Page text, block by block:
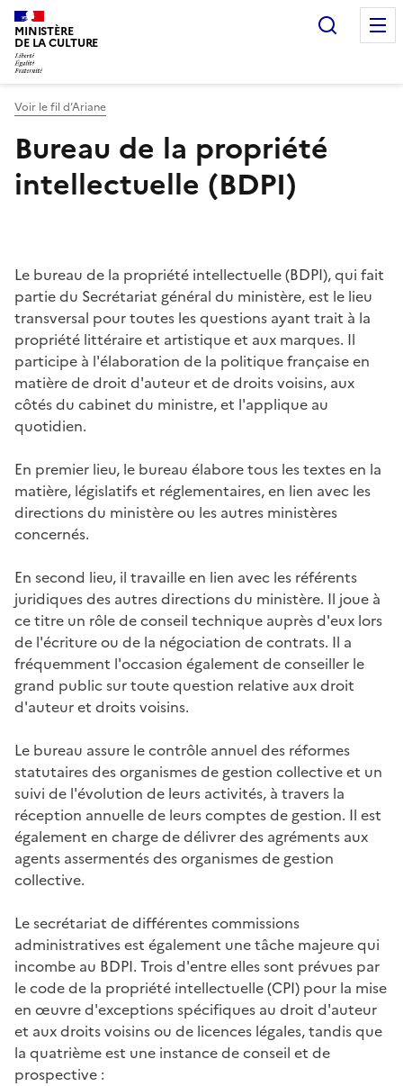
MINISTÈRE
DE LA CULTURE
Voir le fil d’Ariane
Bureau de la propriété
intellectuelle (BDPI)
Le bureau de la propriété intellectuelle (BDPI), qui fait
partie du Secrétariat général du ministère, est le lieu
transversal pour toutes les questions ayant trait à la
propriété littéraire et artistique et aux marques. Il
participe à l'élaboration de la politique française en
matière de droit d'auteur et de droits voisins, aux
côtés du cabinet du ministre, et l'applique au
quotidien.
En premier lieu, le bureau élabore tous les textes en la
matière, législatifs et réglementaires, en lien avec les
directions du ministère ou les autres ministères
concernés.
En second lieu, il travaille en lien avec les référents
juridiques des autres directions du ministère. Il joue à
ce titre un rôle de conseil technique auprès d'eux lors
de l'écriture ou de la négociation de contrats. Il a
fréquemment l'occasion également de conseiller le
grand public sur toute question relative aux droit
d'auteur et droits voisins.
Le bureau assure le contrôle annuel des réformes
statutaires des organismes de gestion collective et un
suivi de l'évolution de leurs activités, à travers la
réception annuelle de leurs comptes de gestion. Il est
également en charge de délivrer des agréments aux
agents assermentés des organismes de gestion
collective.
Le secrétariat de différentes commissions
administratives est également une tâche majeure qui
incombe au BDPI. Trois d'entre elles sont prévues par
le code de la propriété intellectuelle (CPI) pour la mise
en œuvre d'exceptions spécifiques au droit d'auteur
et aux droits voisins ou de licences légales, tandis que
la quatrième est une instance de conseil et de
prospective :